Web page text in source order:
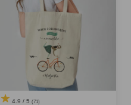
4.9 / 5 (71)